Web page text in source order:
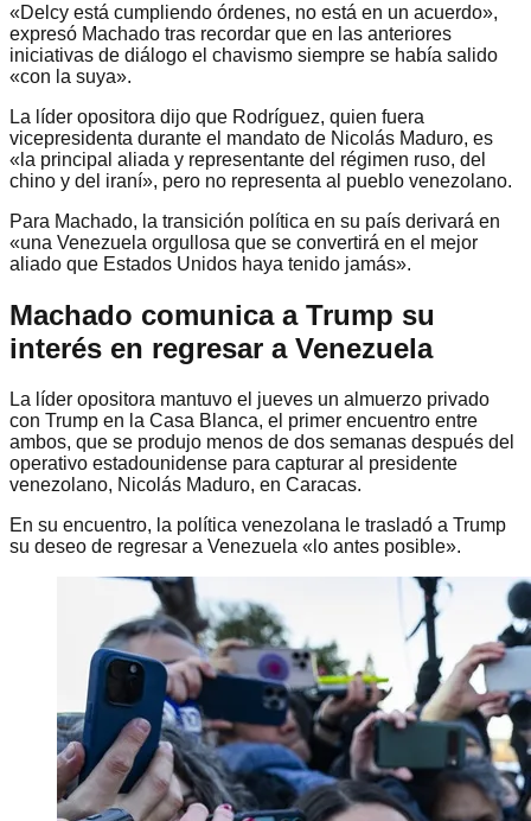
«Delcy está cumpliendo órdenes, no está en un acuerdo»,
expresó Machado tras recordar que en las anteriores
iniciativas de diálogo el chavismo siempre se había salido
«con la suya».
La líder opositora dijo que Rodríguez, quien fuera
vicepresidenta durante el mandato de Nicolás Maduro, es
«la principal aliada y representante del régimen ruso, del
chino y del iraní», pero no representa al pueblo venezolano.
Para Machado, la transición política en su país derivará en
«una Venezuela orgullosa que se convertirá en el mejor
aliado que Estados Unidos haya tenido jamás».
Machado comunica a Trump su
interés en regresar a Venezuela
La líder opositora mantuvo el jueves un almuerzo privado
con Trump en la Casa Blanca, el primer encuentro entre
ambos, que se produjo menos de dos semanas después del
operativo estadounidense para capturar al presidente
venezolano, Nicolás Maduro, en Caracas.
En su encuentro, la política venezolana le trasladó a Trump
su deseo de regresar a Venezuela «lo antes posible».